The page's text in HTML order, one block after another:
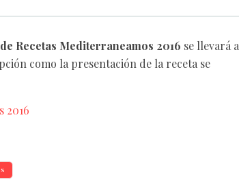
Recetas Mediterraneamos 2016 se llevará a
como la presentación de la receta se
2016